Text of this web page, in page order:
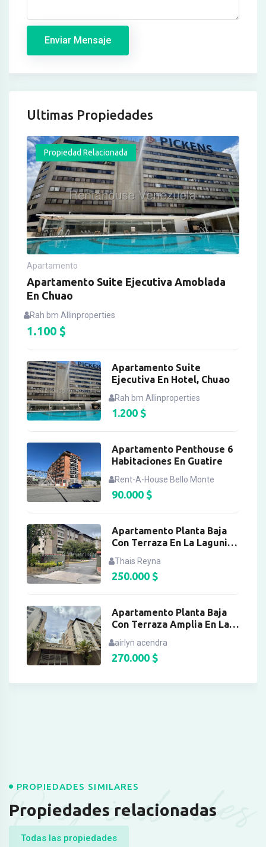
Enviar Mensaje
Ultimas Propiedades
Propiedad Relacionada
Apartamento
Apartamento Suite Ejecutiva Amoblada
En Chuao
Rah bm Allinproperties
1.100 $
Apartamento Suite
Ejecutiva En Hotel, Chuao
Rah bm Allinproperties
1.200$
Apartamento Penthouse 6
Habitaciones En Guatire
Rent-A-House Bello Monte
90.000$
Apartamento Planta Baja
Con Terraza En La Lagunita
Thais Reyna
250.000$
Apartamento Planta Baja
Con Terraza Amplia En La
airlyn acendra
270.000$
Propiedades
PROPIEDADES SIMILARES
Propiedades relacionadas
Todas las propiedades